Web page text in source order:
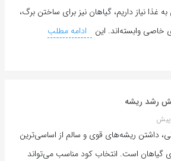
غذا نیاز داریم، گیاهان نیز برای ساختن برگ،
خاصی وابسته‌اند. این
ادامه مطلب
رشد ریشه
داشتن ریشه‌های قوی و سالم از اساسی‌ترین
گیاهان است. انتخاب کود مناسب می‌تواند